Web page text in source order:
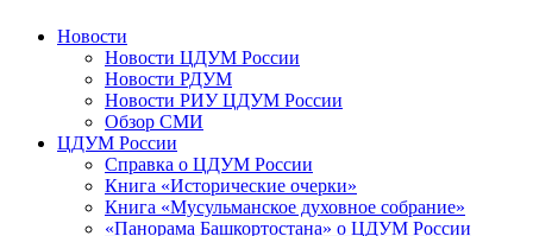
Новости
Новости ЦДУМ России
Новости РДУМ
Новости РИУ ЦДУМ России
Обзор СМИ
ЦДУМ России
Справка о ЦДУМ России
Книга «Исторические очерки»
Книга «Мусульманское духовное собрание»
«Панорама Башкортостана» о ЦДУМ России